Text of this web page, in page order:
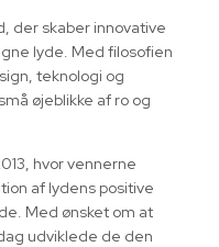
der skaber innovative
lyde. Med filosofien
teknologi og
øjeblikke af ro og
hvor vennerne
af lydens positive
Med ønsket om at
udviklede de den